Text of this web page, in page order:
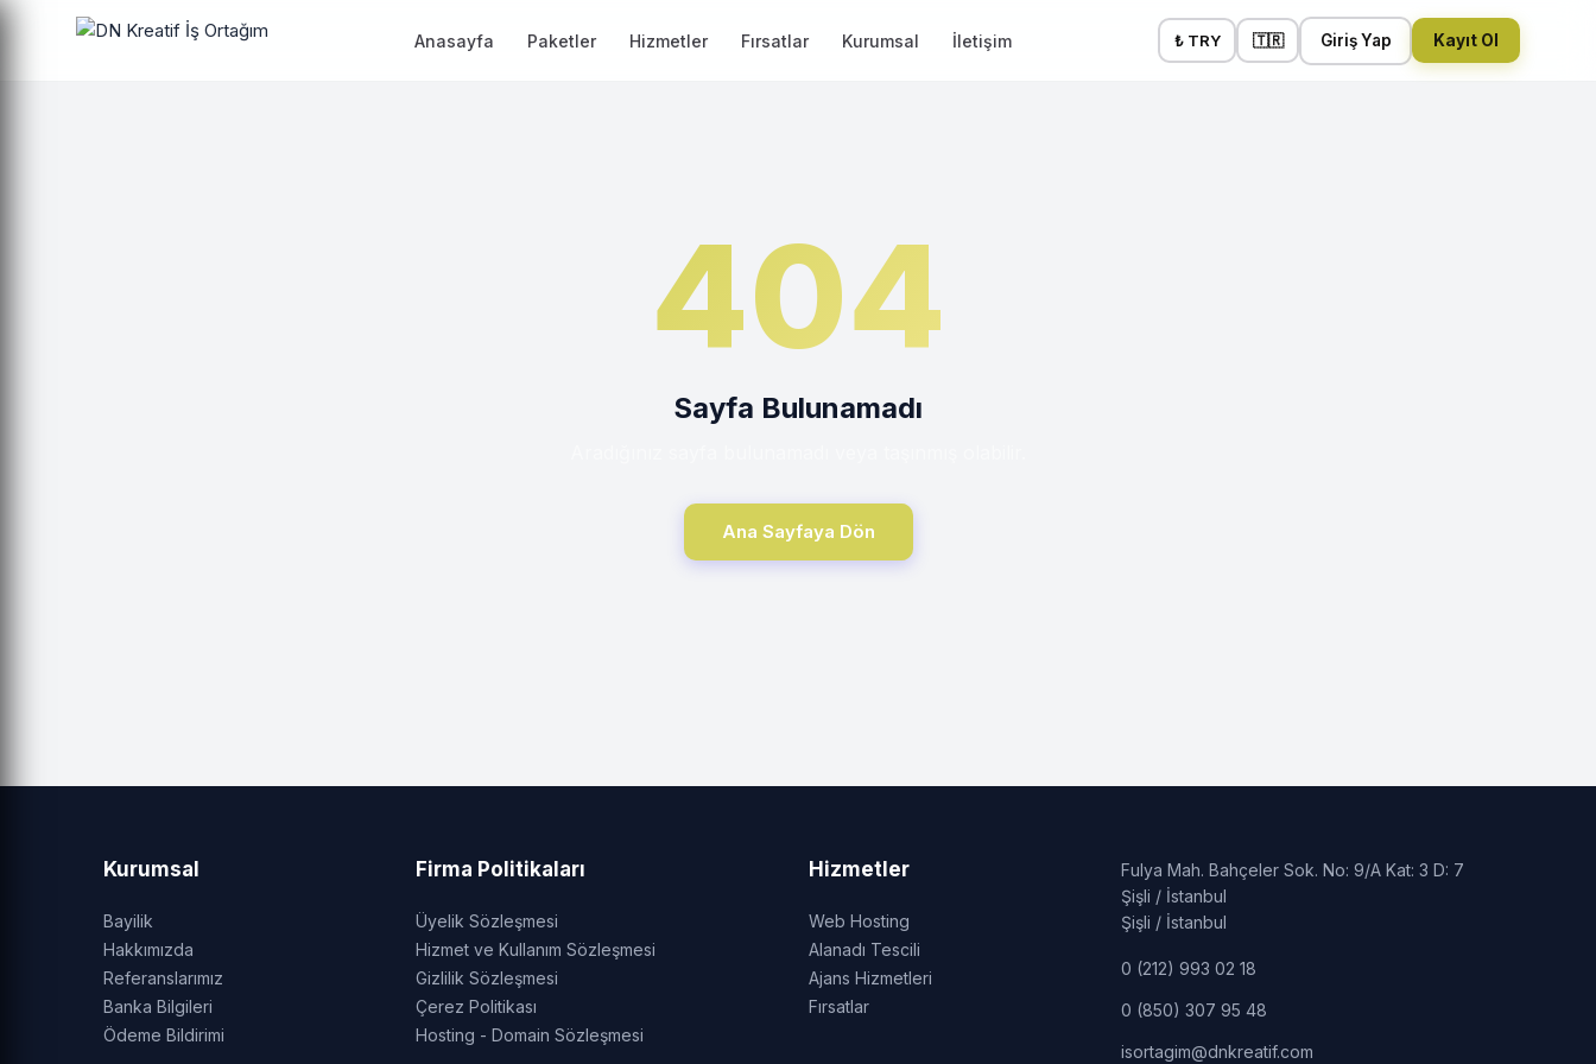
Anasayfa Paketler Hizmetler Fırsatlar Kurumsal İletişim ₺ TRY 🇹🇷 Giriş Yap Kayıt Ol
404
Sayfa Bulunamadı
Ana Sayfaya Dön
Kurumsal
Bayilik
Hakkımızda
Referanslarımız
Banka Bilgileri
Ödeme Bildirimi
Firma Politikaları
Üyelik Sözleşmesi
Hizmet ve Kullanım Sözleşmesi
Gizlilik Sözleşmesi
Çerez Politikası
Hosting - Domain Sözleşmesi
Hizmetler
Web Hosting
Alanadı Tescili
Ajans Hizmetleri
Fırsatlar
Fulya Mah. Bahçeler Sok. No: 9/A Kat: 3 D: 7
Şişli / İstanbul
Şişli / İstanbul
0 (212) 993 02 18
0 (850) 307 95 48
isortagim@dnkreatif.com